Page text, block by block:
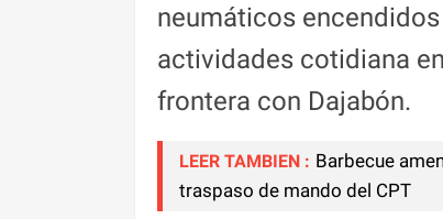
neumáticos
actividades cotidiana
frontera con Dajabón.
LEER TAMBIEN : Barbecue
traspaso de mando del CPT